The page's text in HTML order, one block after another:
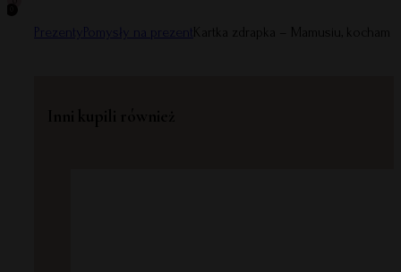
Prezenty Pomysły na prezentKartka zdrapka – Mamusiu, kocham